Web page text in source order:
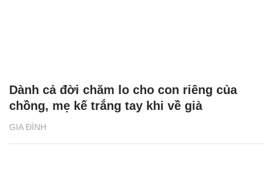
GIA ĐÌNH
Dành cả đời chăm lo cho con riêng của
chồng, mẹ kế trắng tay khi về già